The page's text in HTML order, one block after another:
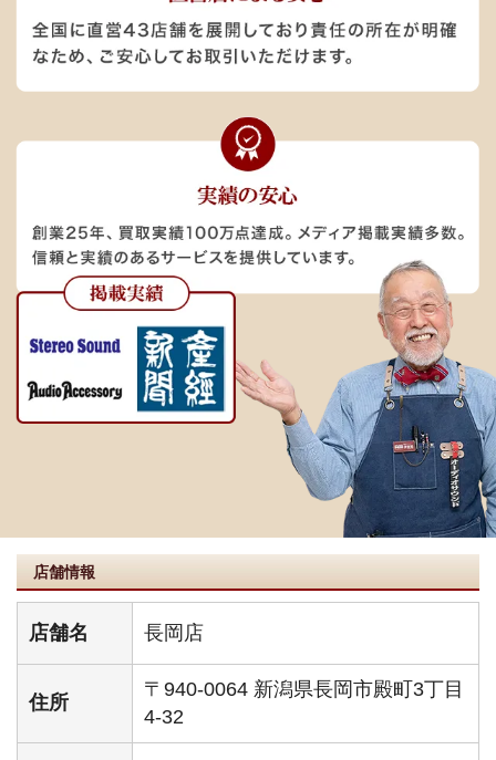
店舗情報
店舗名 長岡店
住所
〒940-0064 新潟県長岡市殿町3丁目
4-32